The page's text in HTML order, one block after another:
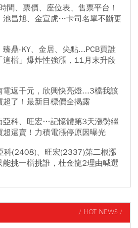
間、票價、座位表、售票平台！
池昌旭、金宣虎…卡司名單不斷更
鼎-KY、金居、尖點...PCB買誰
這檔」爆炸性強漲，11月末升段
電返千元，欣興快亮燈...3檔我該
了！最新目標價全揭露
亞科、旺宏…記憶體第3天漲勢繼
還賣！力積電漲停原因曝光
科(2408)、旺宏(2337)第二根漲
挑一檔挑誰，杜金龍2理由喊選
/ HOT NEWS /